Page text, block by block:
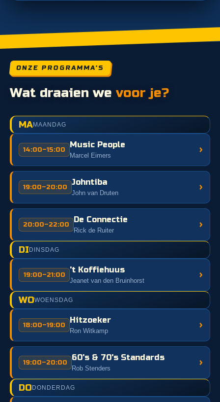
ONZE PROGRAMMA'S
Wat draaien we voor je?
MAMAANDAG
14:00–15:00
Music People
Marcel Eimers
›
19:00–20:00
Johntiba
John van Druten
›
20:00–22:00
De Connectie
Rick de Ruiter
›
DIDINSDAG
19:00–21:00
't Koffiehuus
Jeanet van den Bruinhorst
›
WOWOENSDAG
18:00–19:00
Hitzoeker
Ron Witkamp
›
19:00–20:00
60's & 70's Standards
Rob Stenders
›
DODONDERDAG